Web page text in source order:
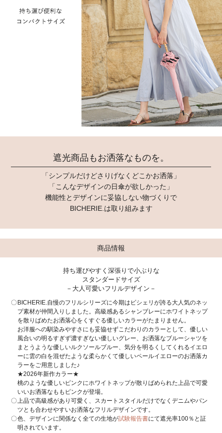
遮光商品もお洒落なものを。
「シンプルだけどさりげなくどこかお洒落」
「こんなデザインの日傘が欲しかった」
機能性とデザインに妥協しない物づくりで
BICHERIE.は取り組みます
商品情報
持ち運びやすく深張りで小ぶりな
スタンダードサイズ
－大人可愛いフリルデザイン－
BICHERIE.自慢のフリルシリーズに今期はビシェリが誇る大人気のネッ
プ素材が仲間入りしました。高級感あるシャンブレーにホワイトネップ
を散りばめたお洒落心をくすぐる優しいカラーがたまりません。
お洋服への馴染みやすさにも妥協せずこだわりのカラーとして、優しい
風合いの明るすぎず濃すぎない優しいグレー、お洒落なブルーシャツを
まとうような優しいルクソールブルー、気分を明るくしてくれるイエロ
ーに雲の白を混ぜたような柔らかくて優しいペールイエローのお洒落カ
ラーをご用意しました♪
★2026年新作カラー★
桃のような優しいピンクにホワイトネップが散りばめられた上品で可愛
いいお洒落なももピンクが登場。
上品で高級感があり可愛く、スカートスタイルだけでなくデニムやパン
ツとも合わせやすいお洒落なフリルデザインです。
色、デザインに関係なく全ての生地が試験報告書にて遮光率100％と証
明されています。